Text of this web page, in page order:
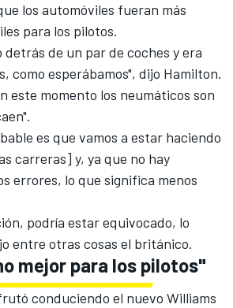
los automóviles fueran más
para los pilotos.
de un par de coches y era
como esperábamos", dijo Hamilton.
este momento los neumáticos son
es que vamos a estar haciendo
carreras] y, ya que no hay
errores, lo que significa menos
podría estar equivocado, lo
entre otras cosas el británico.
mejor para los pilotos"
conduciendo el nuevo Williams